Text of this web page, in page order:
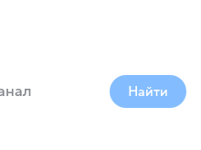
Найти